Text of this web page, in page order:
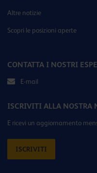
Altre notizie
Scopri le posizioni aperte
CONTATTA I NOSTRI
E-mail
ISCRIVITI ALLA NOSTRA
E ricevi un aggiornamento
ISCRIVITI